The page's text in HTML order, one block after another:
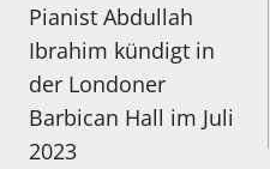
Pianist Abdullah
Ibrahim kündigt in
der Londoner
Barbican Hall im Juli
2023